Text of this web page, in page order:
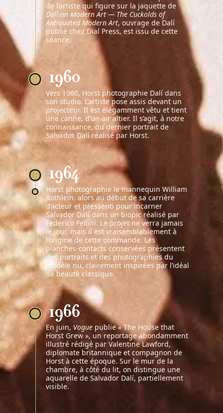
de l’artiste qui figure sur la jaquette de
Dalí on Modern Art — The Cuckolds of
Antiquated Modern Art, ouvrage de Dalí
publié chez Dial Press, est issu de cette
séance.
1960
Vers 1960, Horst photographie Dalí dans
son studio. L’artiste pose assis devant un
projecteur. Il est élégamment vêtu et tient
une canne, d’un air altier. Il s’agit, à notre
connaissance, du dernier portrait de
Salvador Dalí réalisé par Horst.
1964
Horst photographie le mannequin William
Rothlein, alors au début de sa carrière
d’acteur et pressenti pour incarner
Salvador Dalí dans un biopic réalisé par
Federico Fellini. Le projet ne verra jamais
le jour, mais il est vraisemblablement à
l’origine de cette commande. Les
planches-contacts conservées présentent
des portraits et des photographies du
modèle nu, clairement inspirées par l’idéal
de beauté classique.
1966
En juin, Voguepublie « The House that
Horst Grew », un reportage abondamment
illustré rédigé par Valentine Lawford,
diplomate britannique et compagnon de
Horst à cette époque. Sur le mur de la
chambre, à côté du lit, on distingue une
aquarelle de Salvador Dalí, partiellement
visible.